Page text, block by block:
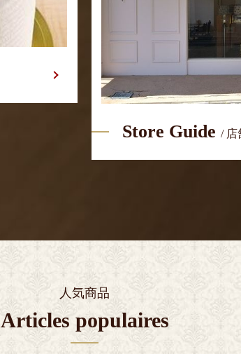
Store Guide / 店
人気商品
Articles populaires